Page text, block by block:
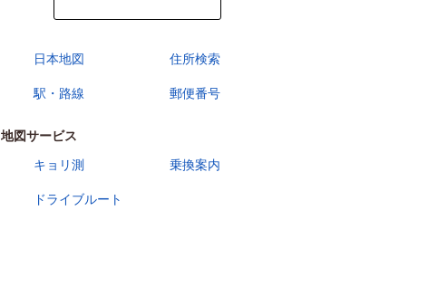
日本地図 住所検索
駅・路線 郵便番号
地図サービス
キョリ測
乗換案内
ドライブルート